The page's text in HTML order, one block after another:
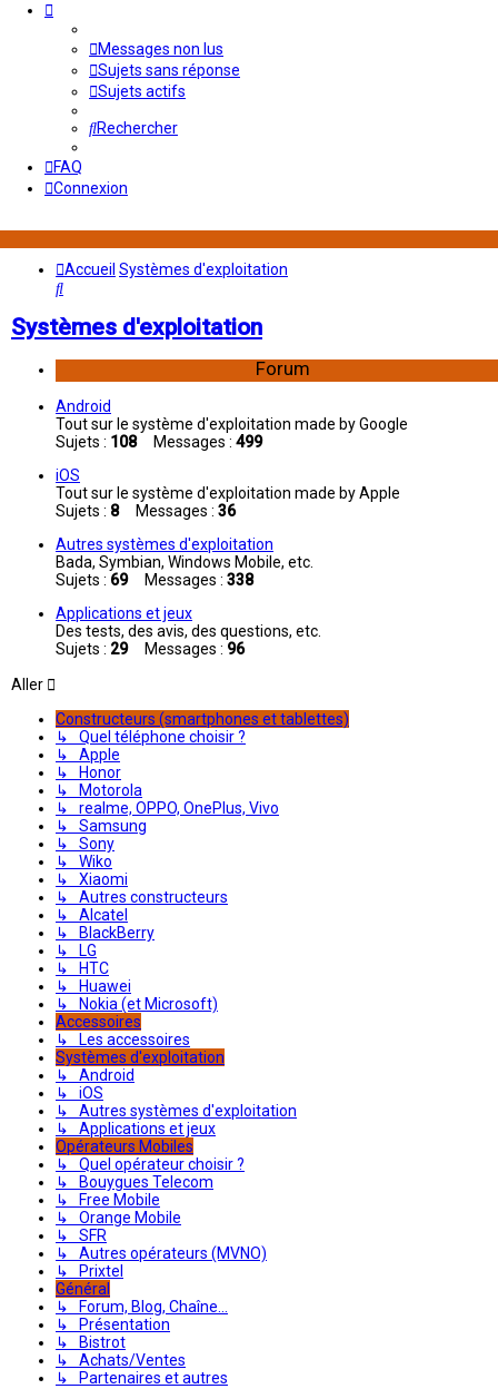
Messages non lus
Sujets sans réponse
Sujets actifs
Rechercher
FAQ
Connexion
Accueil Systèmes d'exploitation
Rechercher
Systèmes d'exploitation
Forum
Android
Tout sur le système d'exploitation made by Google
Sujets : 108Messages : 499
iOS
Tout sur le système d'exploitation made by Apple
Sujets : 8Messages : 36
Autres systèmes d'exploitation
Bada, Symbian, Windows Mobile, etc.
Sujets : 69Messages : 338
Applications et jeux
Des tests, des avis, des questions, etc.
Sujets : 29Messages : 96
Aller
Constructeurs (smartphones et tablettes)
↳ Quel téléphone choisir ?
↳ Apple
↳ Honor
↳ Motorola
↳ realme, OPPO, OnePlus, Vivo
↳ Samsung
↳ Sony
↳ Wiko
↳ Xiaomi
↳ Autres constructeurs
↳ Alcatel
↳ BlackBerry
↳ LG
↳ HTC
↳ Huawei
↳ Nokia (et Microsoft)
Accessoires
↳ Les accessoires
Systèmes d'exploitation
↳ Android
↳ iOS
↳ Autres systèmes d'exploitation
↳ Applications et jeux
Opérateurs Mobiles
↳ Quel opérateur choisir ?
↳ Bouygues Telecom
↳ Free Mobile
↳ Orange Mobile
↳ SFR
↳ Autres opérateurs (MVNO)
↳ Prixtel
Général
↳ Forum, Blog, Chaîne...
↳ Présentation
↳ Bistrot
↳ Achats/Ventes
↳ Partenaires et autres